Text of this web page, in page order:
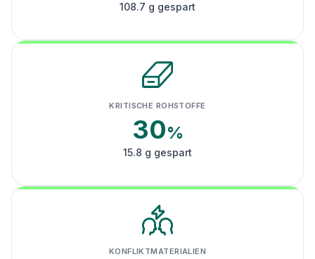
108.7 g gespart
KRITISCHE ROHSTOFFE
30%
15.8 g gespart
KONFLIKTMATERIALIEN